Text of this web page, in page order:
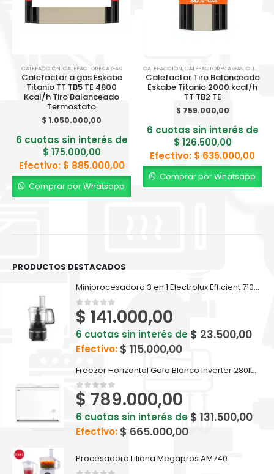
CALEFACCIÓN,CALEFACTORES A GAS
Calefactor a gas Eskabe
Titanio TT TB5 TE 4800
Kcal/h Tiro Balanceado
Termostato
$ 1.050.000,00
6 cuotas sin interés de
$ 175.000,00
Efectivo: $ 885.000,00
Comprar por Whatsapp
CALEFACCIÓN,CALEFACTORES A GAS,CLIMATIZACION
Calefactor Tiro Balanceado
Eskabe Titanio 2000 kcal/h
TT TB2 TE
$ 759.000,00
6 cuotas sin interés de
$ 126.500,00
Efectivo: $ 635.000,00
Comprar por Whatsapp
PRODUCTOS DESTACADOS
Miniprocesadora 3 en 1 Electrolux Efficient 710ml EFP500
0out of 5
$ 141.000,00
6 cuotas sin interés de $ 23.500,00
Efectivo: $ 115.000,00
Freezer Horizontal Gafa Blanco Inverter 280lts FGHI300B-L
0out of 5
$ 789.000,00
6 cuotas sin interés de $ 131.500,00
Efectivo: $ 665.000,00
Procesadora Liliana Megapros AM740